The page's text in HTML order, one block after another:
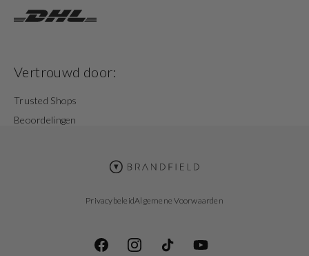
Vertrouwd door:
Trusted Shops
Beoordelingen
PrivacybeleidAlgemene Voorwaarden
FacebookInstagramTikTok YouTube